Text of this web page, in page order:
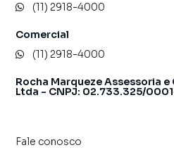
(11) 2918-4000
Comercial
(11) 2918-4000
Rocha Marqueze Assessoria
Ltda - CNPJ: 02.733.325/
Fale conosco